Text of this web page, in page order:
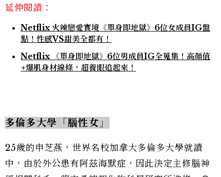
延伸閱讀：
Netflix 火辣戀愛實境《單身即地獄》6位女成員IG盤
點！性感VS甜美全都有！
Netflix 《單身即地獄》6位男成員IG全蒐集！高顏值
+爆肌身材線條，超養眼追起來！
多倫多大學「腦性女」
25歲的申芝燕，世界名校加拿大多倫多大學就讀
中，由於外公患有阿茲海默症，因此決定主修腦神